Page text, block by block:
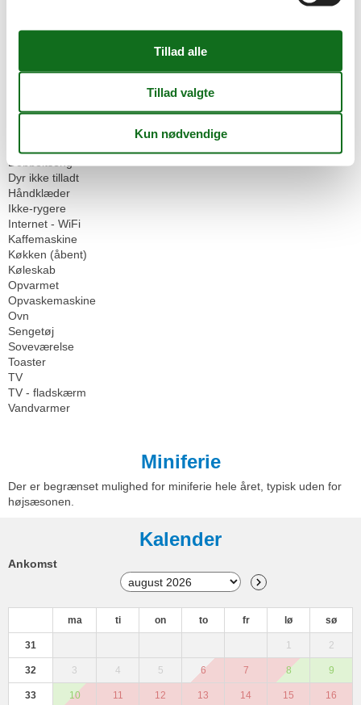
Cykelrum
Servicefaciliteter
Dobbeltseng
Dyr ikke tilladt
Håndklæder
Ikke-rygere
Internet - WiFi
Kaffemaskine
Køkken (åbent)
Køleskab
Opvarmet
Opvaskemaskine
Ovn
Sengetøj
Soveværelse
Toaster
TV
TV - fladskærm
Vandvarmer
Miniferie
Der er begrænset mulighed for miniferie hele året, typisk uden for
højsæsonen.
Kalender
Ankomst
ma ti on to fr lø sø
31 1 2
32 3 4 5 6 7 8 9
33 10 11 12 13 14 15 16